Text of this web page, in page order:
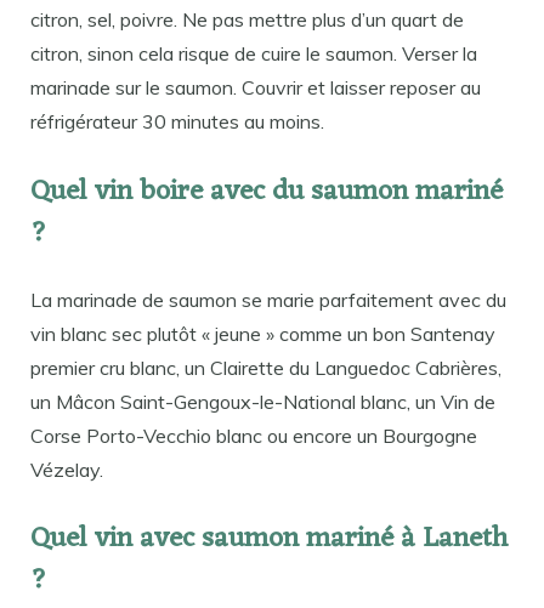
citron, sel, poivre. Ne pas mettre plus d’un quart de
citron, sinon cela risque de cuire le saumon. Verser la
marinade sur le saumon. Couvrir et laisser reposer au
réfrigérateur 30 minutes au moins.
Quel vin boire avec du saumon mariné
?
La marinade de saumon se marie parfaitement avec du
vin blanc sec plutôt « jeune » comme un bon Santenay
premier cru blanc, un Clairette du Languedoc Cabrières,
un Mâcon Saint-Gengoux-le-National blanc, un Vin de
Corse Porto-Vecchio blanc ou encore un Bourgogne
Vézelay.
Quel vin avec saumon mariné à Laneth
?